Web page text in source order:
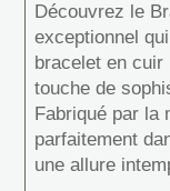
Découvrez le
exceptionnel
bracelet en
touche de
Fabriqué par la
parfaitement
une allure